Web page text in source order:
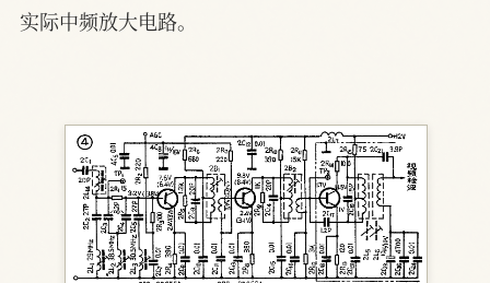
实际中频放大电路。